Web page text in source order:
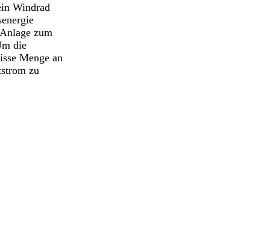
Windrad
zum
die
Menge an
zu